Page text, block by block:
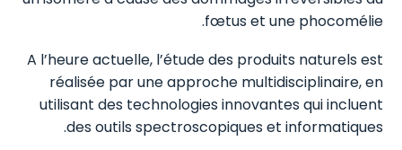
fœtus et une phocomélie.
A l’heure actuelle, l’étude des produits naturels est
réalisée par une approche multidisciplinaire, en
utilisant des technologies innovantes qui incluent
des outils spectroscopiques et informatiques.